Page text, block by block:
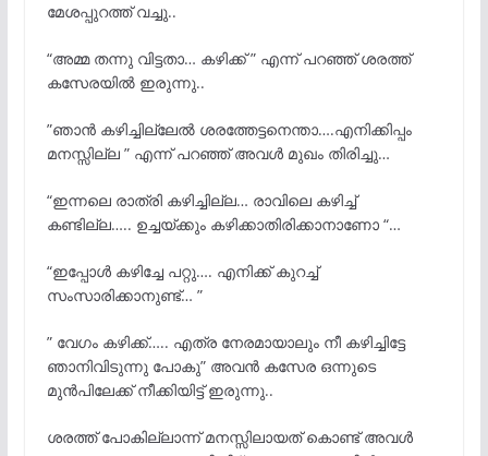
മേശപ്പുറത്ത് വച്ചു..
“അമ്മ തന്നു വിട്ടതാ… കഴിക്ക് ” എന്ന് പറഞ്ഞ് ശരത്ത്
കസേരയിൽ ഇരുന്നു..
”ഞാൻ കഴിച്ചില്ലേൽ ശരത്തേട്ടനെന്താ….എനിക്കിപ്പം
മനസ്സില്ല ” എന്ന് പറഞ്ഞ് അവൾ മുഖം തിരിച്ചു…
“ഇന്നലെ രാത്രി കഴിച്ചില്ല… രാവിലെ കഴിച്ച്
കണ്ടില്ല….. ഉച്ചയ്ക്കും കഴിക്കാതിരിക്കാനാണോ “…
“ഇപ്പോൾ കഴിച്ചേ പറ്റു…. എനിക്ക് കുറച്ച്
സംസാരിക്കാനുണ്ട്… ”
” വേഗം കഴിക്ക്….. എത്ര നേരമായാലും നീ കഴിച്ചിട്ടേ
ഞാനിവിടുന്നു പോകു” അവൻ കസേര ഒന്നുടെ
മുൻപിലേക്ക് നീക്കിയിട്ട് ഇരുന്നു..
ശരത്ത് പോകില്ലാന്ന് മനസ്സിലായത് കൊണ്ട് അവൾ